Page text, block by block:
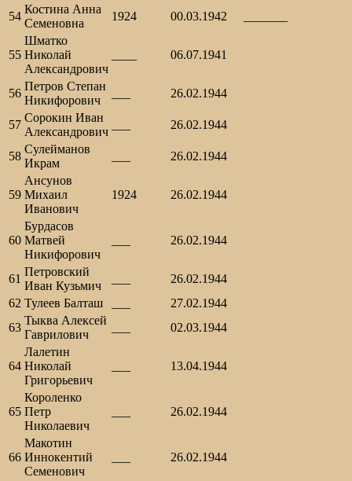
54
Костина Анна
Семеновна
1924 00.03.1942
55
Шматко
Николай
Александрович
06.07.1941
56
Петров Степан
Никифорович
26.02.1944
57
Сорокин Иван
Александрович
26.02.1944
58
Сулейманов
Икрам
26.02.1944
59
Ансунов
Михаил
Иванович
1924 26.02.1944
60
Бурдасов
Матвей
Никифорович
26.02.1944
61
Петровский
Иван Кузьмич
26.02.1944
62 Тулеев Балташ
27.02.1944
63
Тыква Алексей
Гаврилович
02.03.1944
64
Лалетин
Николай
Григорьевич
13.04.1944
65
Короленко
Петр
Николаевич
26.02.1944
66
Макотин
Иннокентий
Семенович
26.02.1944